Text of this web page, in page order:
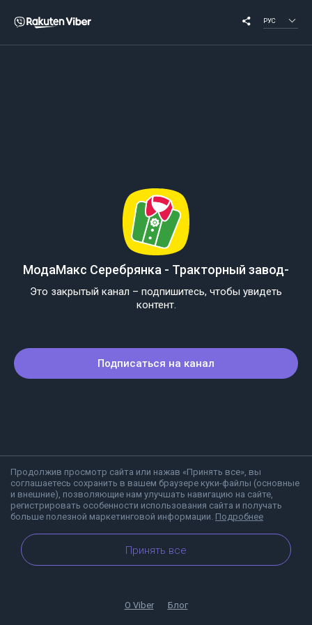
РУС
Продолжив просмотр сайта или нажав «Принять все», вы
соглашаетесь сохранить в вашем браузере куки-файлы (основные
и внешние), позволяющие нам улучшать навигацию на сайте,
регистрировать особенности использования сайта и получать
больше полезной маркетинговой информации. Подробнее
Принять все
МодаМакс Серебрянка - Тракторный завод-
Это закрытый канал – подпишитесь, чтобы увидеть
контент.
Подписаться на канал
О Viber Блог